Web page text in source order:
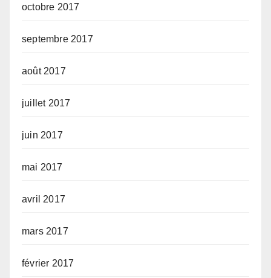
octobre 2017
septembre 2017
août 2017
juillet 2017
juin 2017
mai 2017
avril 2017
mars 2017
février 2017